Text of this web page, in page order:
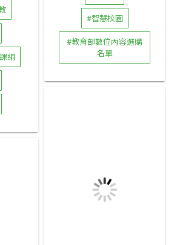
#智慧校園
#教育部數位內容選購
名單
綱